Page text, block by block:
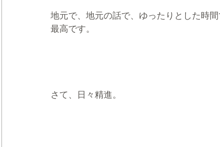
地元で、地元の話で、ゆったりとした時
最高です。
さて、日々精進。